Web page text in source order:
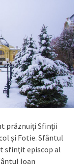
prăznuiți Sfinții
și Fotie. Sfântul
sfinţit episcop al
Ioan